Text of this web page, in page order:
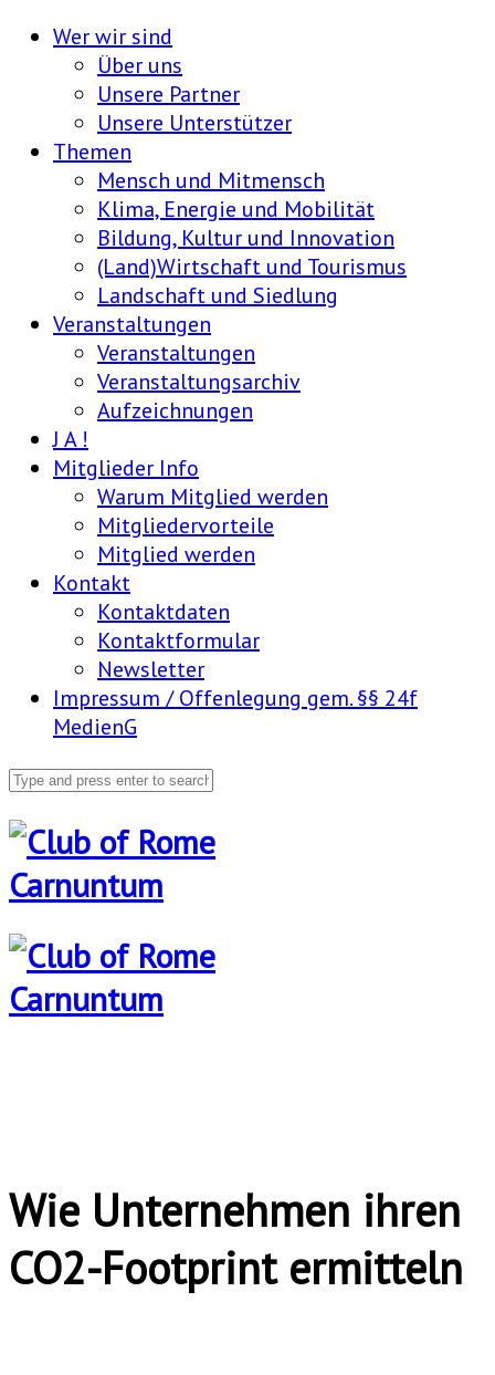
Wer wir sind
Über uns
Unsere Partner
Unsere Unterstützer
Themen
Mensch und Mitmensch
Klima, Energie und Mobilität
Bildung, Kultur und Innovation
(Land)Wirtschaft und Tourismus
Landschaft und Siedlung
Veranstaltungen
Veranstaltungen
Veranstaltungsarchiv
Aufzeichnungen
J A !
Mitglieder Info
Warum Mitglied werden
Mitgliedervorteile
Mitglied werden
Kontakt
Kontaktdaten
Kontaktformular
Newsletter
Impressum / Offenlegung gem. §§ 24f
MedienG
Wie Unternehmen ihren
CO2-Footprint ermitteln